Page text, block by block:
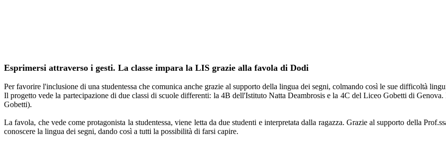
Esprimersi attraverso i gesti. La classe impara la LIS grazie alla favola di Dodi
Per favorire l'inclusione di una studentessa che comunica anche grazie al supporto della lingua dei segni, colmando così le sue difficoltà
Il progetto vede la partecipazione di due classi di scuole differenti: la 4B dell'Istituto Natta Deambrosis e la 4C del Liceo Gobetti di
Gobetti).
La favola, che vede come protagonista la studentessa, viene letta da due studenti e interpretata dalla ragazza. Grazie al supporto della
conoscere la lingua dei segni, dando così a tutti la possibilità di farsi capire.